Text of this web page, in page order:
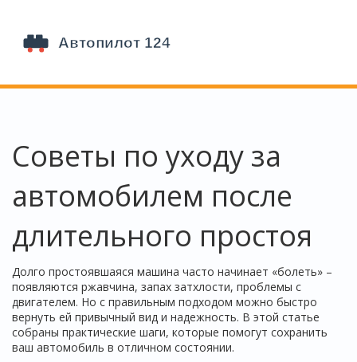
Советы по уходу за
автомобилем после
длительного простоя
Долго простоявшаяся машина часто начинает «болеть» –
появляются ржавчина, запах затхлости, проблемы с
двигателем. Но с правильным подходом можно быстро
вернуть ей привычный вид и надежность. В этой статье
собраны практические шаги, которые помогут сохранить
ваш автомобиль в отличном состоянии.